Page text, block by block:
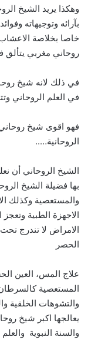
وهكذا يريد الشيخ
بآرائه وتوجيهاته
خاصا بخلاصة
روحاني مغربي يتألق
في ذلك لانه شيخ
في العلم الروحاني
فهو اقوى شيخ
الروحانية…..
الشيخ الروحاني أن
بها فضيلة الشيخ
والمستعصية وكذلك
الاجهزة الطبية
الامراض لا تندرج
الحصر
علاج المس، العين
المستعصية
والتشوهات الخلقية
يعالجها اكبر شيخ
والسنة النبوية